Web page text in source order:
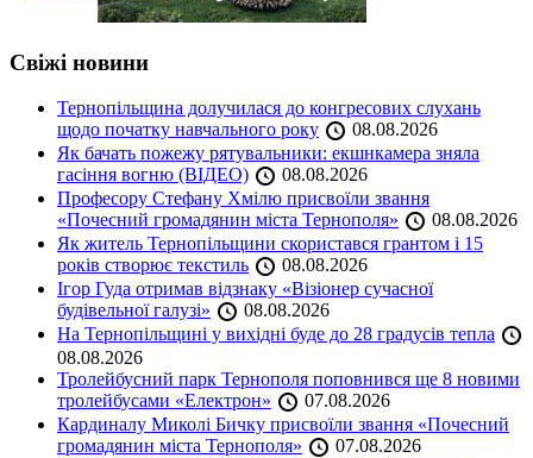
Свіжі новини
Тернопільщина долучилася до конгресових слухань
щодо початку навчального року
08.08.2026
Як бачать пожежу рятувальники: екшнкамера зняла
гасіння вогню (ВІДЕО)
08.08.2026
Професору Стефану Хмілю присвоїли звання
«Почесний громадянин міста Тернополя»
08.08.2026
Як житель Тернопільщини скористався грантом і 15
років створює текстиль
08.08.2026
Ігор Гуда отримав відзнаку «Візіонер сучасної
будівельної галузі»
08.08.2026
На Тернопільщині у вихідні буде до 28 градусів тепла
08.08.2026
Тролейбусний парк Тернополя поповнився ще 8 новими
тролейбусами «Електрон»
07.08.2026
Кардиналу Миколі Бичку присвоїли звання «Почесний
громадянин міста Тернополя»
07.08.2026